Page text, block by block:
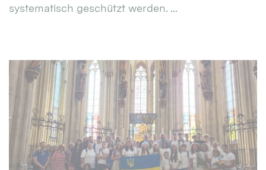
systematisch geschützt werden. ...